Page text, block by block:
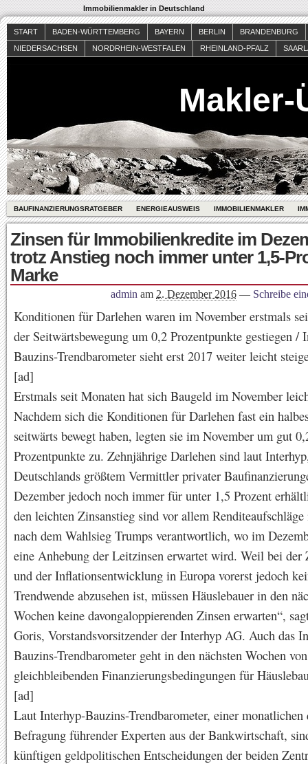
Immobilienmakler in Deutschland
START BADEN-WÜRTTEMBERG BAYERN BERLIN
BRANDENBURG
NIEDERSACHSEN
NORDRHEIN-WESTFALEN RHEINLAND-PFALZ
Makler-
BAUFINANZIERUNGSRATGEBER ENERGIEAUSWEIS IMMOBILIENMAKLER
Zinsen für Immobilienkredite im
trotz Anstieg noch immer unter 1,5-
Marke
admin am 2. Dezember 2016 — Schreibe
Konditionen für Darlehen waren im November erstmals
der Seitwärtsbewegung um 0,2 Prozentpunkte gestiegen /
Bauzins-Trendbarometer sieht erst 2017 weiter leicht
[ad]
Erstmals seit Monaten hat sich Baugeld im November
Nachdem sich die Konditionen für Darlehen fast ein
seitwärts bewegt haben, legten sie im November um gut
Prozentpunkte zu. Zehnjährige Darlehen sind laut
Deutschlands größtem Vermittler privater
Dezember jedoch noch immer für unter 1,5 Prozent
den leichten Zinsanstieg sind vor allem
nach dem Wahlsieg Trumps verantwortlich, wo im
eine Anhebung der Leitzinsen erwartet wird. Weil bei
und der Inflationsentwicklung in Europa vorerst jedoch
Trendwende abzusehen ist, müssen Häuslebauer in den
Wochen keine davongaloppierenden Zinsen erwarten“,
Goris, Vorstandsvorsitzender der Interhyp AG. Auch das
Bauzins-Trendbarometer geht in den nächsten Wochen von
gleichbleibenden Finanzierungsbedingungen für
[ad]
Laut Interhyp-Bauzins-Trendbarometer, einer
Befragung führender Experten aus der Bankwirtschaft,
künftigen geldpolitischen Entscheidungen der beiden